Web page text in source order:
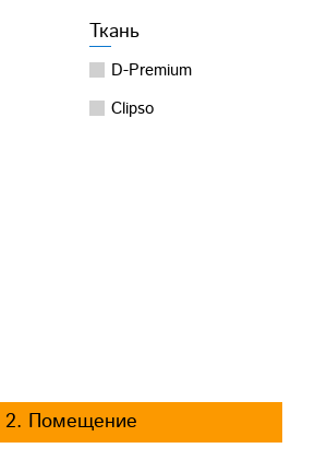
Ткань
D-Premium
Clipso
2. Помещение